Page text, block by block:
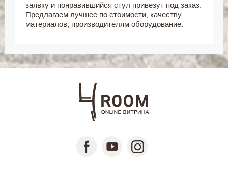
заявку и понравившийся стул привезут под заказ.
Предлагаем лучшее по стоимости, качеству
материалов, производителям оборудование.